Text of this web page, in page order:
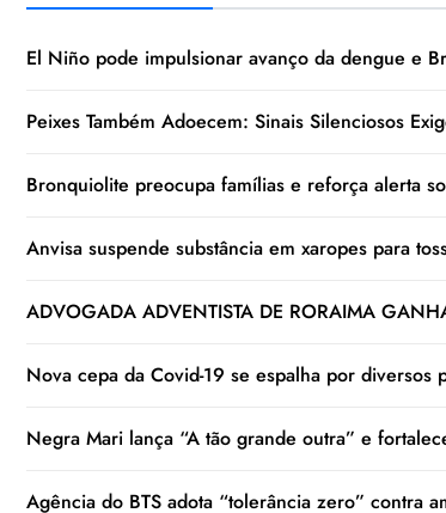
El Niño pode impulsionar avanço da dengue e
Peixes Também Adoecem: Sinais Silenciosos
Bronquiolite preocupa famílias e reforça alerta
Anvisa suspende substância em xaropes para
ADVOGADA ADVENTISTA DE RORAIMA
Nova cepa da Covid-19 se espalha por diversos
Negra Mari lança “A tão grande outra” e
Agência do BTS adota “tolerância zero” contra